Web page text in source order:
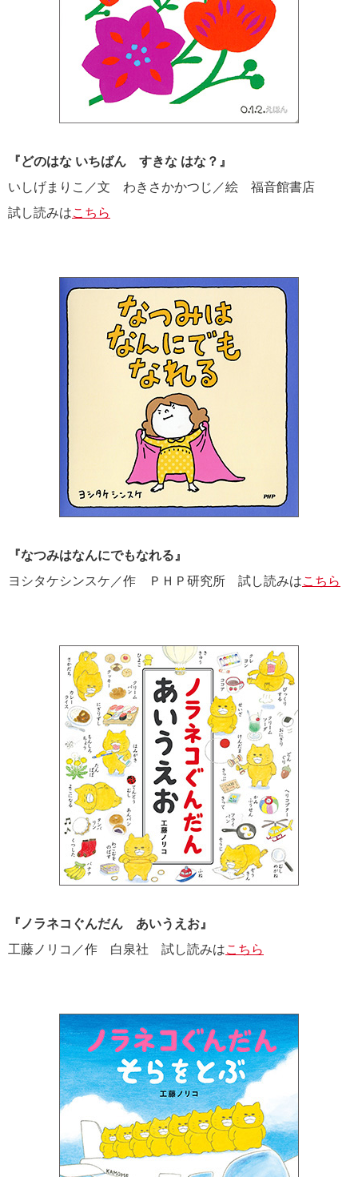
『どのはな いちばん すきな はな？』
いしげまりこ／文 わきさかかつじ／絵 福音館書店
試し読みはこちら
『なつみはなんにでもなれる』
ヨシタケシンスケ／作 ＰＨＰ研究所 試し読みはこちら
『ノラネコぐんだん あいうえお』
工藤ノリコ／作 白泉社 試し読みはこちら